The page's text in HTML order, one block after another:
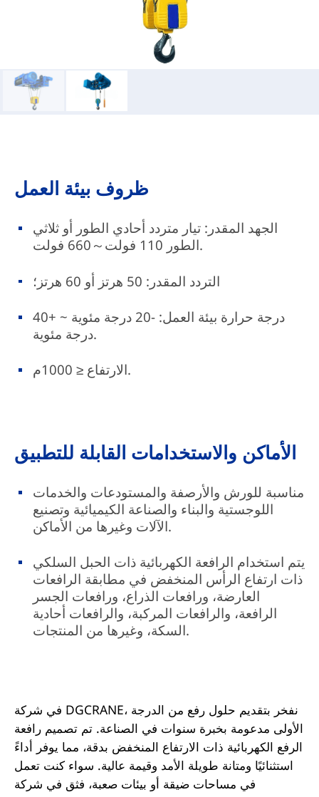
ظروف بيئة العمل
الجهد المقدر: تيار متردد أحادي الطور أو ثلاثي
الطور 110 فولت～660 فولت.
التردد المقدر: 50 هرتز أو 60 هرتز؛
درجة حرارة بيئة العمل: -20 درجة مئوية ~ +40
درجة مئوية.
الارتفاع ≤ 1000م.
الأماكن والاستخدامات القابلة للتطبيق
مناسبة للورش والأرصفة والمستودعات والخدمات
اللوجستية والبناء والصناعة الكيميائية وتصنيع
الآلات وغيرها من الأماكن.
يتم استخدام الرافعة الكهربائية ذات الحبل السلكي
ذات ارتفاع الرأس المنخفض في مطابقة الرافعات
العارضة، ورافعات الذراع، ورافعات الجسر
الرافعة، والرافعات المركبة، والرافعات أحادية
السكة، وغيرها من المنتجات.
في شركة DGCRANE، نفخر بتقديم حلول رفع من الدرجة
الأولى مدعومة بخبرة سنوات في الصناعة. تم تصميم رافعة
الرفع الكهربائية ذات الارتفاع المنخفض بدقة، مما يوفر أداءً
استثنائيًا ومتانة طويلة الأمد وقيمة عالية. سواء كنت تعمل
في مساحات ضيقة أو بيئات صعبة، فثق في شركة